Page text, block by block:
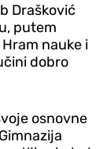
Drašković
putem
nauke i
dobro
osnovne